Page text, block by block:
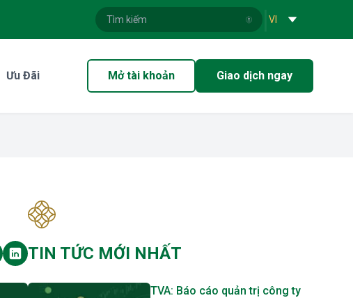
VI
Ưu Đãi Mở tài khoản Giao dịch ngay
TIN TỨC MỚI NHẤT
TVA: Báo cáo quản trị công ty